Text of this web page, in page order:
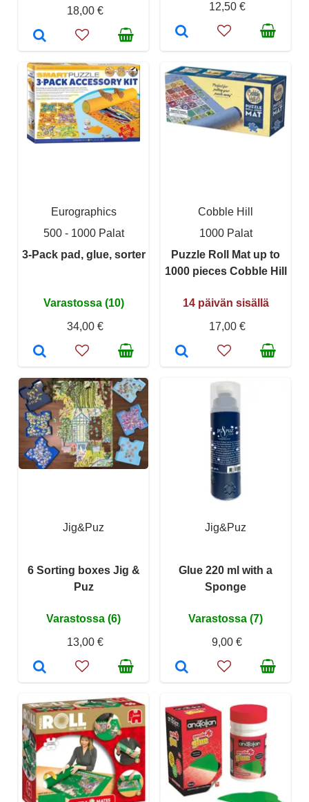
18,00 € 12,50 €
Eurographics
500 - 1000 Palat
3-Pack pad, glue, sorter
Varastossa (10)
34,00 €
Cobble Hill
1000 Palat
Puzzle Roll Mat up to
1000 pieces Cobble Hill
14 päivän sisällä
17,00 €
Jig&Puz
6 Sorting boxes Jig &
Puz
Varastossa (6)
13,00 €
Jig&Puz
Glue 220 ml with a
Sponge
Varastossa (7)
9,00 €